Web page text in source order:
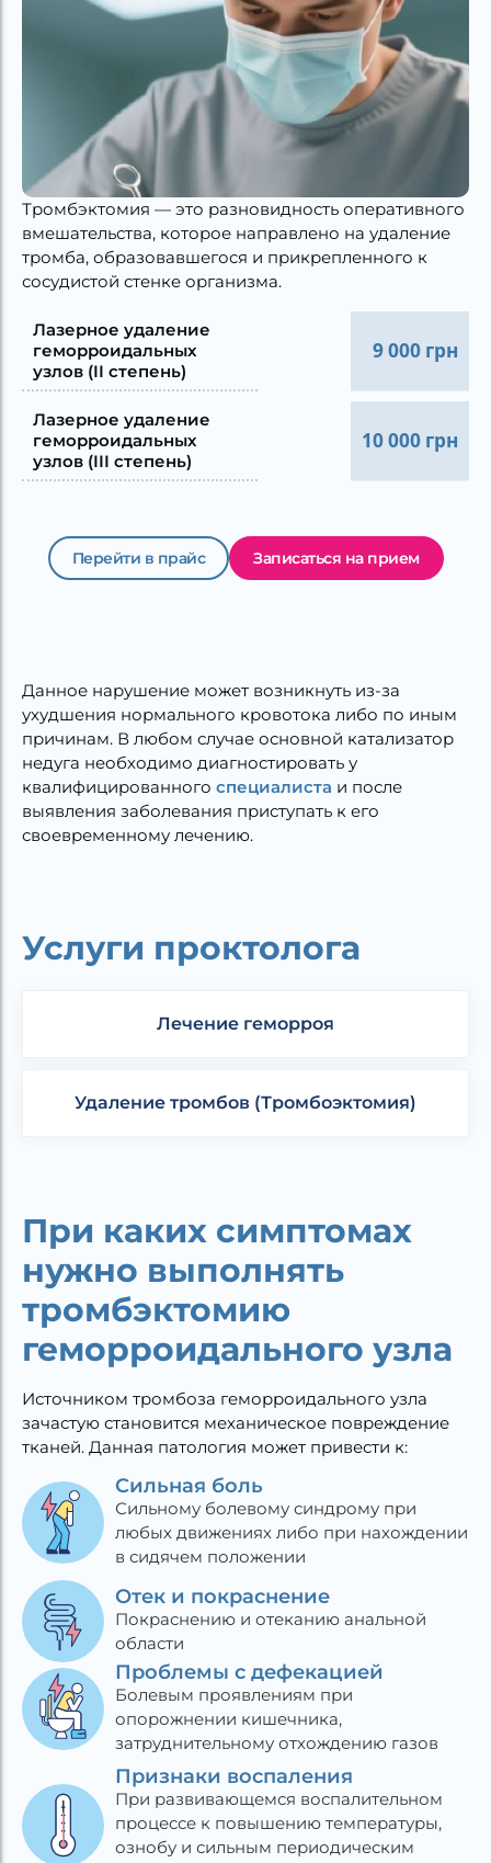
Тромбэктомия — это разновидность оперативного
вмешательства, которое направлено на удаление
тромба, образовавшегося и прикрепленного к
сосудистой стенке организма.
Лазерное удаление
геморроидальных
узлов (II степень)
9 000 грн
Лазерное удаление
геморроидальных
узлов (III степень)
10 000 грн
Перейти в прайс Записаться на прием
Данное нарушение может возникнуть из-за
ухудшения нормального кровотока либо по иным
причинам. В любом случае основной катализатор
недуга необходимо диагностировать у
квалифицированного специалиста и после
выявления заболевания приступать к его
своевременному лечению.
Услуги проктолога
Лечение геморроя
Удаление тромбов (Тромбоэктомия)
При каких симптомах
нужно выполнять
тромбэктомию
геморроидального узла
Источником тромбоза геморроидального узла
зачастую становится механическое повреждение
тканей. Данная патология может привести к:
Сильная боль
Сильному болевому синдрому при
любых движениях либо при нахождении
в сидячем положении
Отек и покраснение
Покраснению и отеканию анальной
области
Проблемы с дефекацией
Болевым проявлениям при
опорожнении кишечника,
затруднительному отхождению газов
Признаки воспаления
При развивающемся воспалительном
процессе к повышению температуры,
ознобу и сильным периодическим